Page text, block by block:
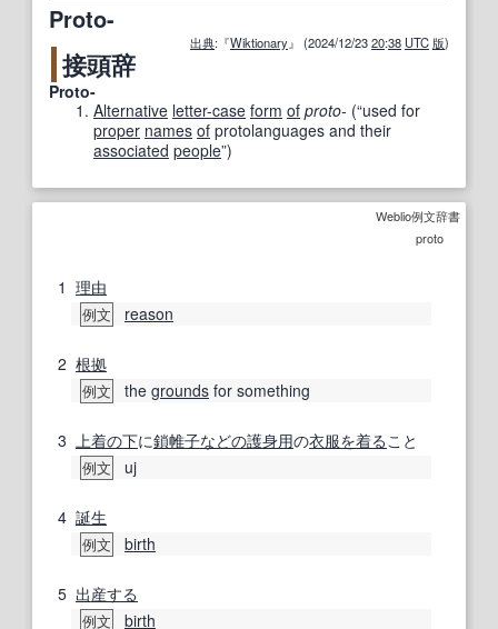
Proto-
出典:『Wiktionary』 (2024/12/2320:38 UTC 版)
接頭辞
Proto-
Alternative letter-case form of proto- (“used for
proper names of protolanguages and their
associated people”)
Weblio例文辞書
proto
1 理由
例文 reason
2 根拠
例文 the grounds for something
3 上着の下に鎖帷子などの護身用の衣服を着る こと
例文 uj
4 誕生
例文 birth
5 出産する
例文 birth